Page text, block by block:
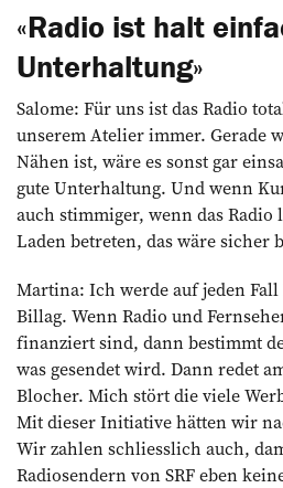
«Radio ist halt
Unterhaltung»
Salome: Für uns ist das Radio
unserem Atelier immer. Gerade
Nähen ist, wäre es sonst gar
gute Unterhaltung. Und wenn
auch stimmiger, wenn das
Laden betreten, das wäre sicher
Martina: Ich werde auf jeden
Billag. Wenn Radio und
finanziert sind, dann bestimmt
was gesendet wird. Dann redet
Blocher. Mich stört die viele
Mit dieser Initiative hätten wir
Wir zahlen schliesslich auch,
Radiosendern von SRF eben